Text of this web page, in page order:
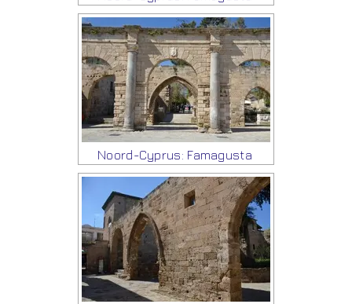
Noord-Cyprus: Famagusta